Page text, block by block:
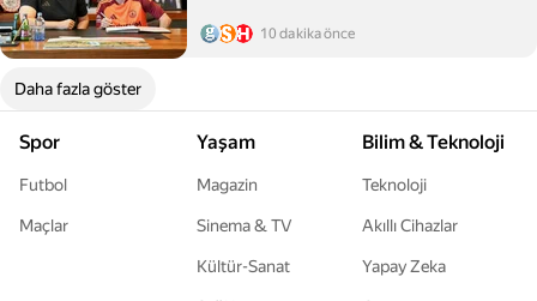
10 dakika önce
Daha fazla göster
Spor
Futbol
Maçlar
Yaşam
Magazin
Sinema & TV
Kültür-Sanat
Bilim & Teknoloji
Teknoloji
Akıllı Cihazlar
Yapay Zeka